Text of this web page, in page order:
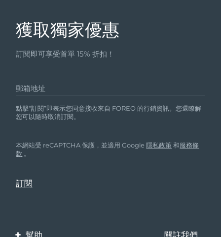
獲取獨家優惠
訂閱即可享受首單 15% 折扣！
郵箱地址
點擊“訂閱”即表示您同意接收來自 FOREO 的行銷資訊。您還瞭解
您可以隨時取消訂閱。
本網站受 reCAPTCHA 保護，並適用 Google隱私政策 和服務條
款 。
幫助 關註我們